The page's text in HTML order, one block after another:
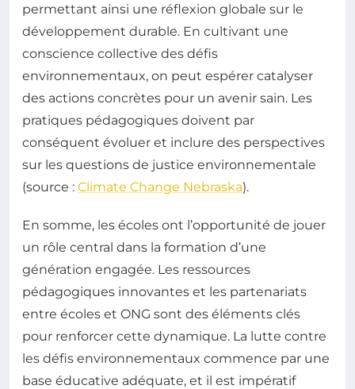
permettant ainsi une réflexion globale sur le
développement durable. En cultivant une
conscience collective des défis
environnementaux, on peut espérer catalyser
des actions concrètes pour un avenir sain. Les
pratiques pédagogiques doivent par
conséquent évoluer et inclure des perspectives
sur les questions de justice environnementale
(source : Climate Change Nebraska).
En somme, les écoles ont l’opportunité de jouer
un rôle central dans la formation d’une
génération engagée. Les ressources
pédagogiques innovantes et les partenariats
entre écoles et ONG sont des éléments clés
pour renforcer cette dynamique. La lutte contre
les défis environnementaux commence par une
base éducative adéquate, et il est impératif